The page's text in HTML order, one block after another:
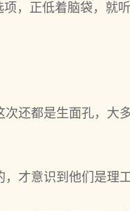
，正低着脑袋，就
还都是生面孔，大
才意识到他们是理工